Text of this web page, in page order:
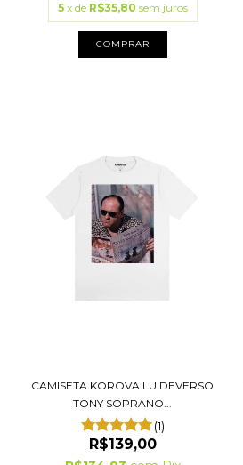
5 x de R$35,80 sem juros
COMPRAR
CAMISETA KOROVA LUIDEVERSO
TONY SOPRANO...
(1)
R$139,00